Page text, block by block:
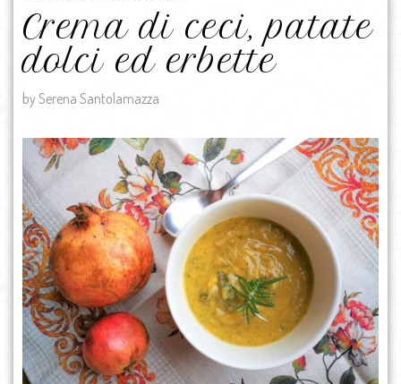
Crema di ceci, patate
dolci ed erbette
by Serena Santolamazza